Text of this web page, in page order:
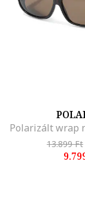
13.899 Ft